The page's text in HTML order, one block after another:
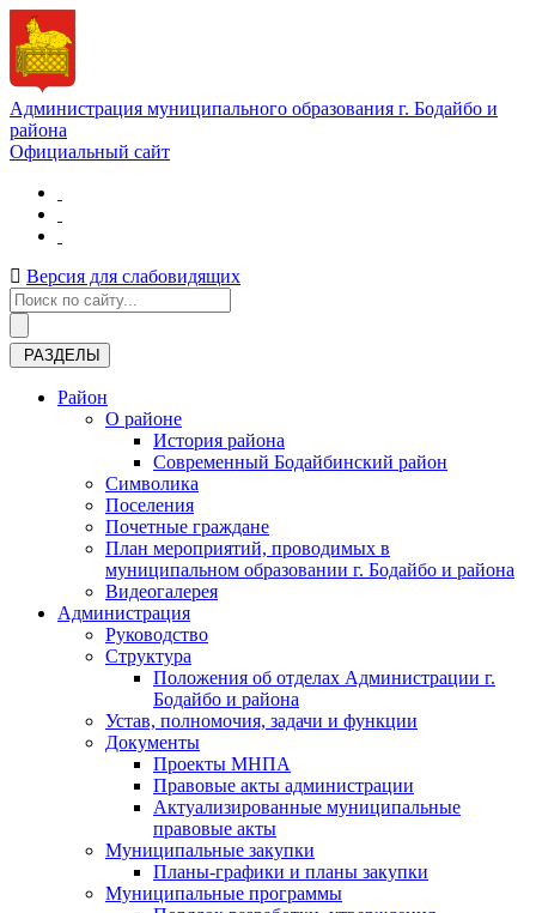
Администрация муниципального образования г. Бодайбо и
района
Официальный сайт
Версия для слабовидящих
РАЗДЕЛЫ
Район
О районе
История района
Современный Бодайбинский район
Символика
Поселения
Почетные граждане
План мероприятий, проводимых в
муниципальном образовании г. Бодайбо и района
Видеогалерея
Администрация
Руководство
Структура
Положения об отделах Администрации г.
Бодайбо и района
Устав, полномочия, задачи и функции
Документы
Проекты МНПА
Правовые акты администрации
Актуализированные муниципальные
правовые акты
Муниципальные закупки
Планы-графики и планы закупки
Муниципальные программы